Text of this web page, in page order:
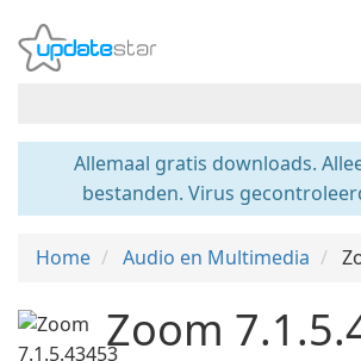
Allemaal gratis downloads.
bestanden. Virus
Home Audio en Multimedia
Zoom